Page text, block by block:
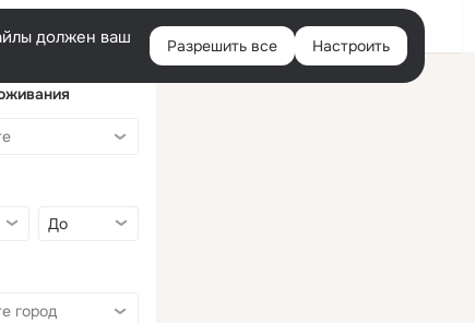
Войти
должен ваш
Разрешить все Настроить